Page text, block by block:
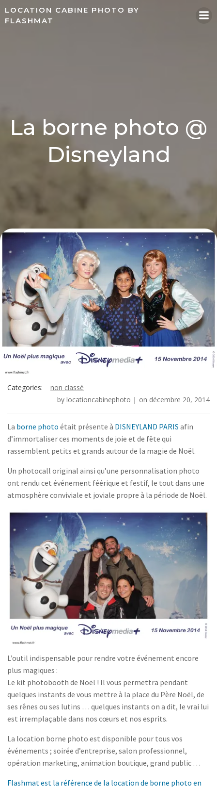
Aller
LOCATION CABINE PHOTO BY
FLASHMAT
La borne photo @
Disneyland
Categories:
non classé
by locationcabinephoto | on décembre 20, 2014
La borne photo était présente à DISNEYLAND PARIS afin
d’immortaliser ces moments de joie et de fête qui
rassemblent petits et grands autour de la magie de Noël.
Un photocall original ainsi qu’une personnalisation photo
ont rendu cet événement féérique et festif, le tout dans une
atmosphère conviviale et joviale propre à la période de Noël.
L’outil indispensable pour rendre votre événement encore
plus magiques :
Le kit photobooth de Noël ! Il vous permettra pendant
quelques instants de vous mettre à la place du Père Noël, de
ses rênes ou ses lutins … quelques instants on a dit, le vrai lui
est irremplaçable dans nos cœurs et nos esprits.
La location borne photo est disponible pour tous vos
événements ; soirée d’entreprise, salon professionnel,
opération marketing, animation boutique, grand public …
Flashmat est la référence de la location de borne photo en